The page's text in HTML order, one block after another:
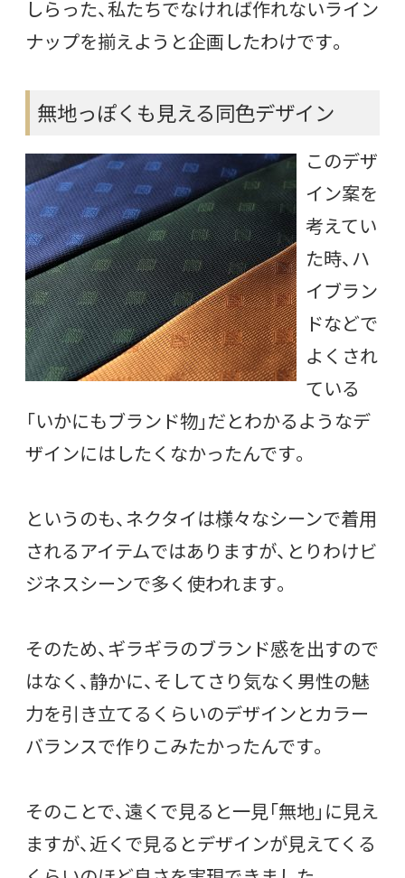
しらった、私たちでなければ作れないライン
ナップを揃えようと企画したわけです。
無地っぽくも見える同色デザイン
このデザ
イン案を
考えてい
た時、ハ
イブラン
ドなどで
よくされ
ている
「いかにもブランド物」だとわかるようなデ
ザインにはしたくなかったんです。
というのも、ネクタイは様々なシーンで着用
されるアイテムではありますが、とりわけビ
ジネスシーンで多く使われます。
そのため、ギラギラのブランド感を出すので
はなく、静かに、そしてさり気なく男性の魅
力を引き立てるくらいのデザインとカラー
バランスで作りこみたかったんです。
そのことで、遠くで見ると一見「無地」に見え
ますが、近くで見るとデザインが見えてくる